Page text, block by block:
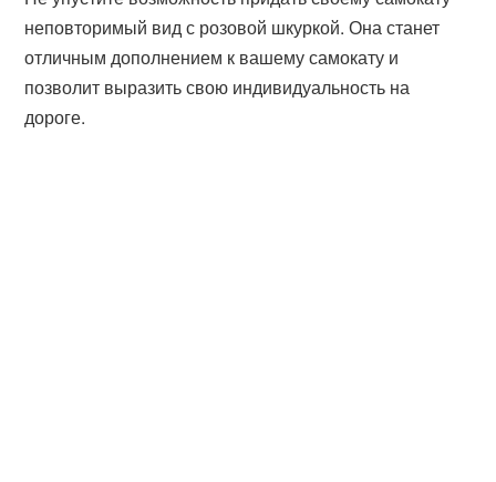
неповторимый вид с розовой шкуркой. Она станет
отличным дополнением к вашему самокату и
позволит выразить свою индивидуальность на
дороге.